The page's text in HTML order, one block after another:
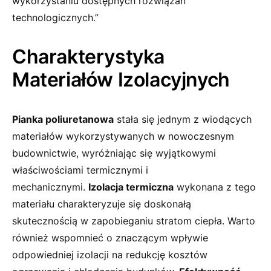
technologicznych.”
Charakterystyka
Materiałów Izolacyjnych
Pianka poliuretanowa stała się jednym z wiodących
materiałów wykorzystywanych w nowoczesnym
budownictwie, wyróżniając się wyjątkowymi
właściwościami termicznymi i
mechanicznymi. Izolacja termiczna wykonana z tego
materiału charakteryzuje się doskonałą
skutecznością w zapobieganiu stratom ciepła. Warto
również wspomnieć o znaczącym wpływie
odpowiedniej izolacji na redukcję kosztów